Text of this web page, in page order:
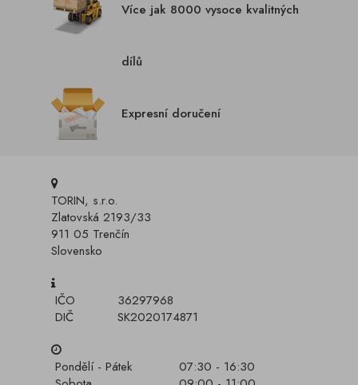
Více jak 8000 vysoce kvalitných
dílů
Expresní doručení
TORIN, s.r.o.
Zlatovská 2193/33
911 05 Trenčín
Slovensko
IČO
36297968
DIČ
SK2020174871
Pondělí - Pátek
07:30 - 16:30